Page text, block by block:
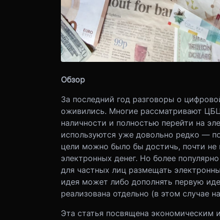
Обзор
За последний год разговоры о
оживились. Многие рассматривают
наличности и полностью перейти на
используются уже довольно редко —
цели можно было бы достичь, почти
электронных денег. Но более
для частных лиц размещать
идея может либо дополнять первую
реализована отдельно (в этом случае
Эта статья посвящена